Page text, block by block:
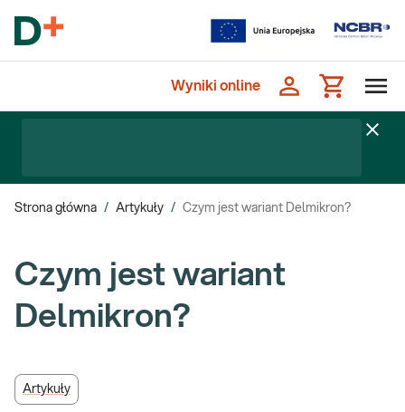
Wyniki online
Strona główna / Artykuły / Czym jest wariant Delmikron?
Czym jest wariant
Delmikron?
Artykuły